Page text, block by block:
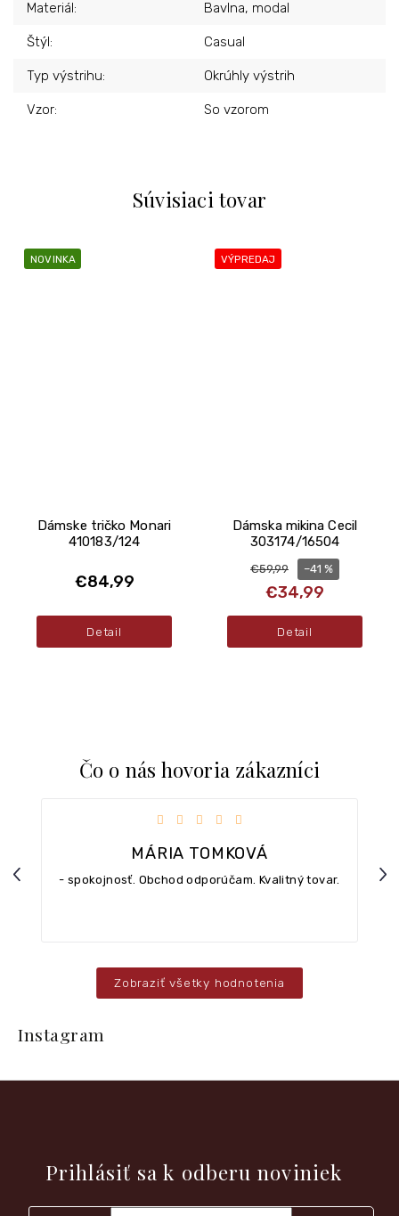
Súvisiaci tovar
NOVINKA
Dámske tričko Monari
410183/124
€84,99
Detail
VÝPREDAJ
Dámska mikina Cecil
303174/16504
€59,99
€34,99
–41 %
Detail
Materiál: Bavlna, modal
Štýl: Casual
Typ výstrihu: Okrúhly výstrih
Vzor: So vzorom
Čo o nás hovoria zákazníci
Previous
MÁRIA TOMKOVÁ
Hodnotenie obchodu je 5 z 5 hviezdičiek.
- spokojnosť. Obchod odporúčam. Kvalitný tovar.
Zobraziť všetky hodnotenia
t
Instagram
Prihlásiť sa k odberu noviniek